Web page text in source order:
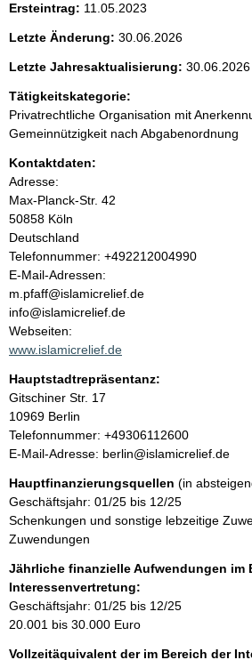
e
n
i
n
h
a
l
t
Ersteintrag: 11.05.2023
Letzte Änderung: 30.06.2026
Letzte Jahresaktualisierung: 30.06.2026
Tätigkeitskategorie:
Privatrechtliche Organisation mit
Gemeinnützigkeit nach Abgabenordnung
Kontaktdaten:
Adresse:
Max-Planck-Str. 42
50858 Köln
Deutschland
K
o
n
t
a
k
i
n
f
o
r
m
a
t
i
n
e
n
:
Telefonnummer: +492212004990
E-Mail-Adressen:
m.pfaff@islamicrelief.de
info@islamicrelief.de
Webseiten:
www.islamicrelief.de
Hauptstadtrepräsentanz:
A
d
r
e
s
e
Gitschiner Str. 17
10969 Berlin
K
o
t
a
k
t
n
f
o
Telefonnummer: +49306112600
E-Mail-Adresse: berlin@islamicrelief.de
Hauptfinanzierungsquellen (in
Geschäftsjahr: 01/25 bis 12/25
Schenkungen und sonstige lebzeitige
Zuwendungen
Jährliche finanzielle Aufwendungen im
Interessenvertretung:
Geschäftsjahr: 01/25 bis 12/25
20.001 bis 30.000 Euro
Vollzeitäquivalent der im Bereich der